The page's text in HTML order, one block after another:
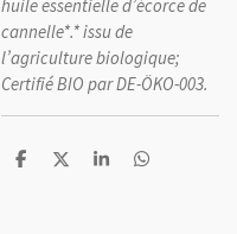
huile essentielle d’écorce de
cannelle*.* issu de
l’agriculture biologique;
Certifié BIO par DE-ÖKO-003.
P
P
P
P